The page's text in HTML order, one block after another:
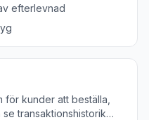
efterlevnad
för kunder att beställa,
transaktionshistorik